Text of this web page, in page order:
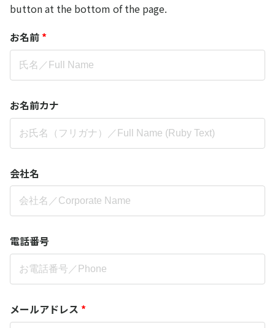
button at the bottom of the page.
お名前 *
お名前カナ
会社名
電話番号
メールアドレス *